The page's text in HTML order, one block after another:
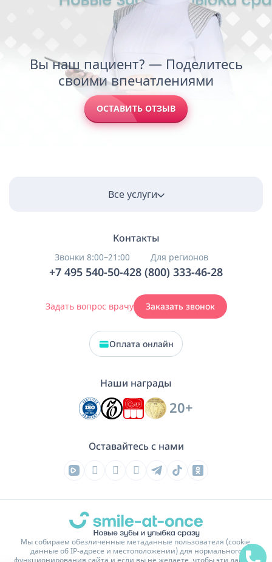
Вы наш пациент? — Поделитесь
своими впечатлениями
ОСТАВИТЬ ОТЗЫВ
Все услуги
Контакты
Звонки 8:00–21:00
+7 495 540-50-42
Для регионов
8 (800) 333-46-28
Задать вопрос врачу Заказать звонок
Оплата онлайн
Наши награды
20+
Оставайтесь с нами
Мы собираем обезличенные метаданные пользователя (cookie,
данные об IP-адресе и местоположении) для нормального
функционирования сайта и если вы не желаете, чтобы эти данные